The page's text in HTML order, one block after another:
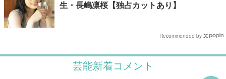
生・長嶋凛桜【独占カットあり】
Recommended by